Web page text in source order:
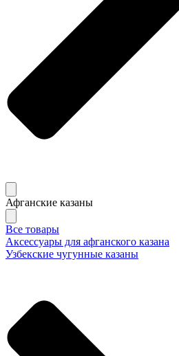
Афганские казаны
Все товары
Аксессуары для афганского казана
Узбекские чугунные казаны